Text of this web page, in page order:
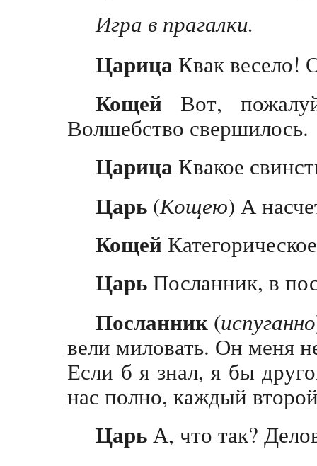
Игра в прагалки.
Царица Квак
Кощей Вот,
Волшебство свершилось.
Царица Квакое
Царь (Кощею) А
Кощей
Царь Посланник, в
Посланник (испуганно
вели миловать. Он меня
Если б я знал, я бы
нас полно, каждый
ЦарьА, что так?